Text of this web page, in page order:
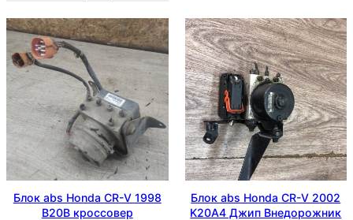
Блок abs Honda CR-V 1998
B20B кроссовер
Блок abs Honda CR-V 2002
K20A4 Джип Внедорожник